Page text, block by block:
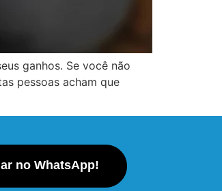
ganhos. Se você não
pessoas acham que
no WhatsApp!